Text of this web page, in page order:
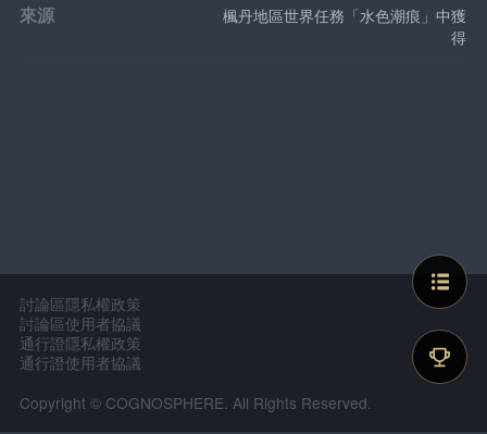
來源
楓丹地區世界任務「水色潮痕」中獲
得
討論區隱私權政策
討論區使用者協議
通行證隱私權政策
通行證使用者協議
Copyright © COGNOSPHERE. All Rights Reserved.